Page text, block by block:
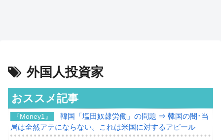
外国人投資家
おススメ記事
『Money1』
韓国「塩田奴隷労働」の問題 ⇒ 韓国の闇･当
局は全然アテにならない。これは米国に対するアピール